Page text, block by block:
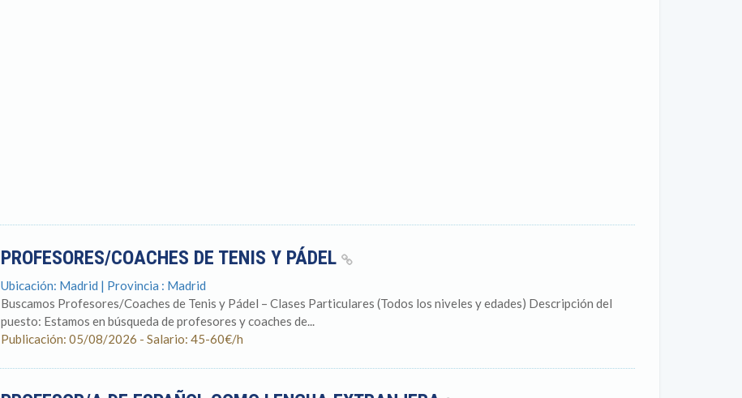
PROFESORES/COACHES DE TENIS Y PÁDEL
Ubicación: Madrid | Provincia : Madrid
Buscamos Profesores/Coaches de Tenis y Pádel – Clases Particulares (Todos los niveles y edades) Descripción del
puesto: Estamos en búsqueda de profesores y coaches de...
Publicación: 05/08/2026 - Salario: 45-60€/h